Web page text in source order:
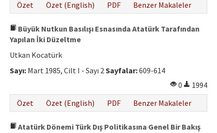
Özet
Özet (English) PDF Benzer Makaleler
Büyük Nutkun Basılışı Esnasında Atatürk Tarafından
Yapılan İki Düzeltme
Utkan Kocatürk
Sayı: Mart 1985, Cilt I - Sayı 2Sayfalar:609-614
0
1994
Özet
Özet (English) PDF Benzer Makaleler
Atatürk Dönemi Türk Dış Politikasına Genel Bir Bakış